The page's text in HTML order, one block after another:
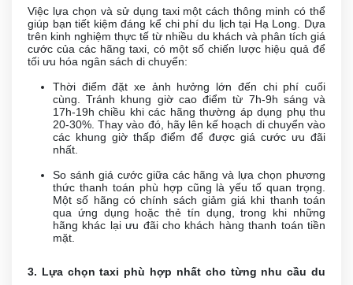
Việc lựa chọn và sử dụng taxi một cách thông minh có thể
giúp bạn tiết kiệm đáng kể chi phí du lịch tại Hạ Long. Dựa
trên kinh nghiệm thực tế từ nhiều du khách và phân tích giá
cước của các hãng taxi, có một số chiến lược hiệu quả để
tối ưu hóa ngân sách di chuyển:
Thời điểm đặt xe ảnh hưởng lớn đến chi phí cuối
cùng. Tránh khung giờ cao điểm từ 7h-9h sáng và
17h-19h chiều khi các hãng thường áp dụng phụ thu
20-30%. Thay vào đó, hãy lên kế hoạch di chuyển vào
các khung giờ thấp điểm để được giá cước ưu đãi
nhất.
So sánh giá cước giữa các hãng và lựa chọn phương
thức thanh toán phù hợp cũng là yếu tố quan trọng.
Một số hãng có chính sách giảm giá khi thanh toán
qua ứng dụng hoặc thẻ tín dụng, trong khi những
hãng khác lại ưu đãi cho khách hàng thanh toán tiền
mặt.
3. Lựa chọn taxi phù hợp nhất cho từng nhu cầu du